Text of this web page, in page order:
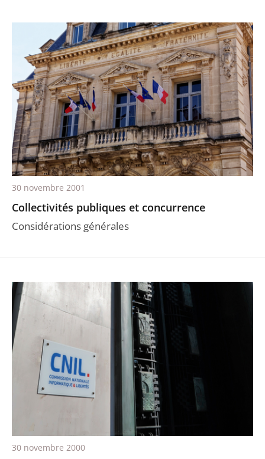
Collectivités publiques et concurrence
Considérations générales
30 novembre 2001
30 novembre 2000